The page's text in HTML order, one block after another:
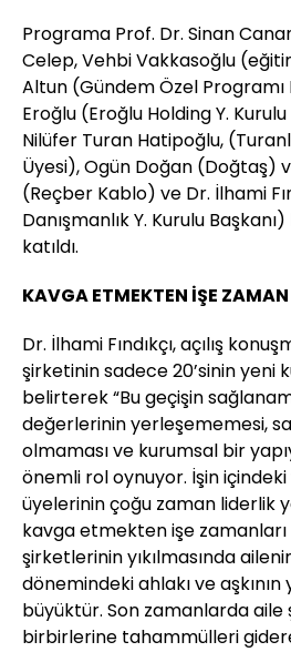
Programa Prof. Dr. Sinan
Celep, Vehbi Vakkasoğlu
Altun (Gündem Özel Programı
Eroğlu (Eroğlu Holding Y. Kurulu
Nilüfer Turan Hatipoğlu,
Üyesi), Ogün Doğan (Doğtaş)
(Reçber Kablo) ve Dr. İlhami
Danışmanlık Y. Kurulu
katıldı.
KAVGA ETMEKTEN İŞE
Dr. İlhami Fındıkçı, açılış
şirketinin sadece 20’sinin yeni
belirterek “Bu geçişin
değerlerinin yerleşememesi,
olmaması ve kurumsal bir
önemli rol oynuyor. İşin içindeki
üyelerinin çoğu zaman liderlik
kavga etmekten işe zamanları
şirketlerinin yıkılmasında
dönemindeki ahlakı ve
büyüktür. Son zamanlarda aile
birbirlerine tahammülleri